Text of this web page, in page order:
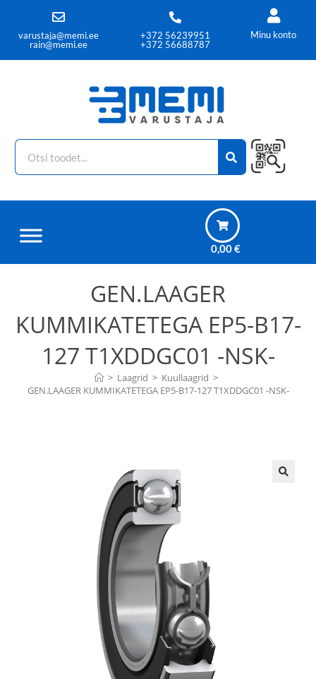
varustaja@memi.ee
rain@memi.ee
+372 56239951
+372 56688787
Minu konto
0,00€
GEN.LAAGER
KUMMIKATETEGA EP5-B17-
127 T1XDDGC01 -NSK-
> Laagrid > Kuullaagrid >
GEN.LAAGER KUMMIKATETEGA EP5-B17-127 T1XDDGC01 -NSK-